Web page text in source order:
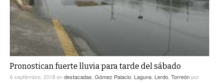
Pronostican fuerte lluvia para tarde del sábado
6 septiembre, 2018endestacadas, Gómez Palacio, Laguna, Lerdo, Torreónpor